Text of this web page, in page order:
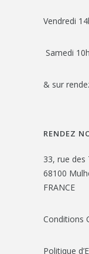
Vendredi
Samedi
& sur
RENDEZ
33, rue des
68100
FRANCE
Conditions
Politique